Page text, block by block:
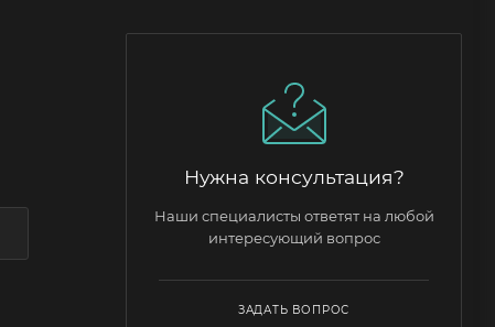
Нужна консультация?
Наши специалисты ответят на любой
интересующий вопрос
ЗАДАТЬ ВОПРОС